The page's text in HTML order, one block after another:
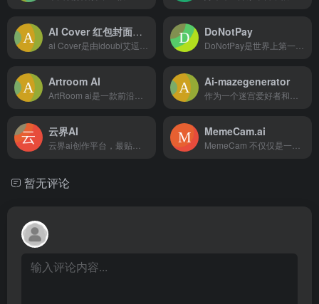
AI Cover 红包封面生成器 DoNotPay
Artroom AI Ai-mazegenerator
云界AI MemeCam.ai
暂无评论